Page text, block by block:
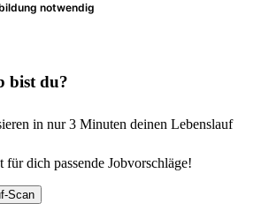
notwendig
bist du?
in nur 3 Minuten deinen Lebenslauf
für dich passende Jobvorschläge!
Scan